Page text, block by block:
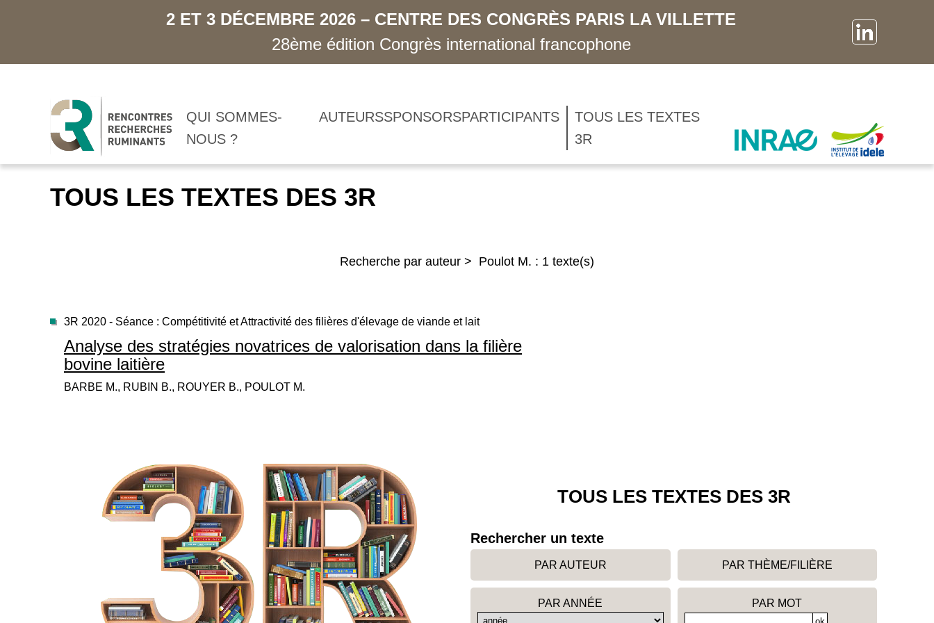
2 ET 3 DÉCEMBRE 2026 – CENTRE DES CONGRÈS PARIS LA VILLETTE
28ème édition Congrès international francophone
QUI SOMMES-
NOUS ?
AUTEURSSPONSORSPARTICIPANTS
TOUS LES TEXTES
3R
TOUS LES TEXTES DES 3R
Recherche par auteur > Poulot M. : 1 texte(s)
3R 2020 - Séance : Compétitivité et Attractivité des filières d'élevage de viande et lait
Analyse des stratégies novatrices de valorisation dans la filière
bovine laitière
BARBE M., RUBIN B., ROUYER B., POULOT M.
TOUS LES TEXTES DES 3R
Rechercher un texte
PAR AUTEUR PAR THÈME/FILIÈRE
PAR ANNÉE PAR MOT